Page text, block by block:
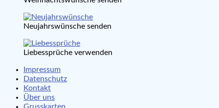
Neujahrswünsche senden
Liebessprüche verwenden
Impressum
Datenschutz
Kontakt
Über uns